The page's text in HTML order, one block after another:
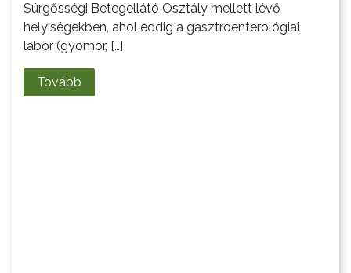
AZ
ÉPÜLŐ
VÁROS
Sürgősségi Betegellátó Osztály mellett lévő
helyiségekben, ahol eddig a gasztroenterológiai
labor (gyomor, […]
Tovább